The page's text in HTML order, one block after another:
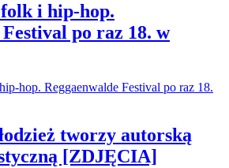
i hip-hop.
po raz 18. w
tworzy autorską
[ZDJĘCIA]